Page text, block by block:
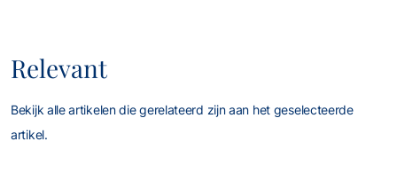
Relevant
Bekijk alle artikelen die gerelateerd zijn aan het geselecteerde
artikel.